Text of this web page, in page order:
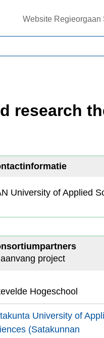
Website Regieorgaan
research
University of Applied
project
Hogeschool
University of
(Satakunnan